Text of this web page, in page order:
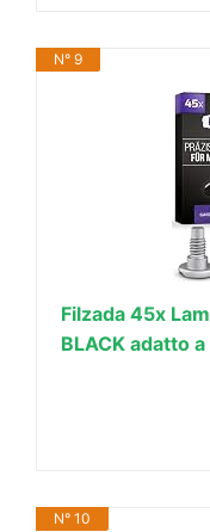
N° 9
Filzada 45x
BLACK adatto
N° 10